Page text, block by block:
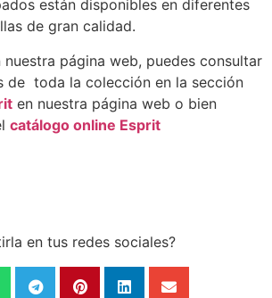
están disponibles en diferentes
de gran calidad.
nuestra página web, puedes consultar
de toda la colección en la sección
en nuestra página web o bien
catálogo online Esprit
en tus redes sociales?